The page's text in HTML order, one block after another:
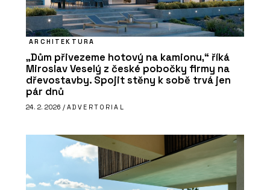
ARCHITEKTURA
„Dům přivezeme hotový na kamionu,“ říká
Miroslav Veselý z české pobočky firmy na
dřevostavby. Spojit stěny k sobě trvá jen
pár dnů
24. 2. 2026 / ADVERTORIAL